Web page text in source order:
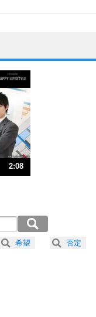
ない。
法
は、行動しないから。
。
しさで表現する。
2:08
希望 否定